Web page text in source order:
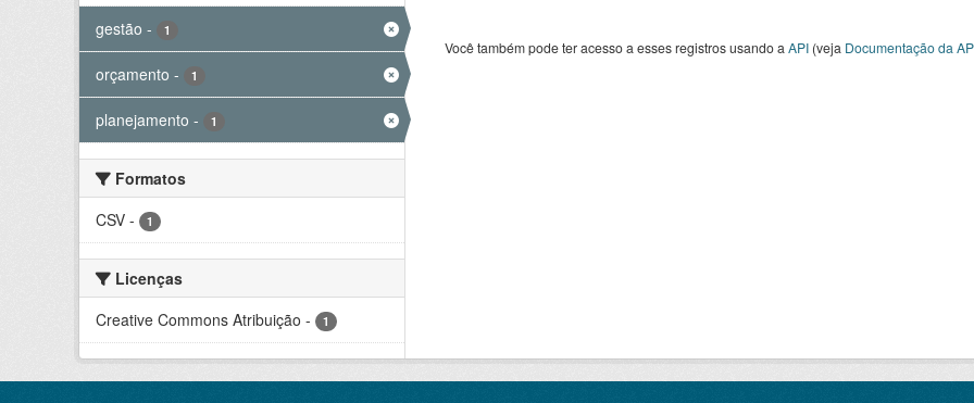
gestão - 1
orçamento - 1
planejamento - 1
Formatos
CSV - 1
Licenças
Creative Commons Atribuição - 1
Você também pode ter acesso a esses registros usando a API(veja Documentação da